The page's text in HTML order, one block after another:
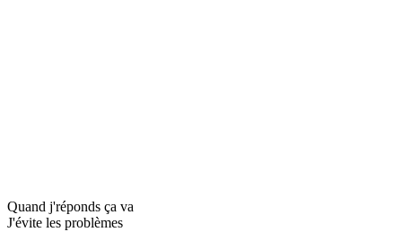
Quand j'réponds ça va
J'évite les problèmes